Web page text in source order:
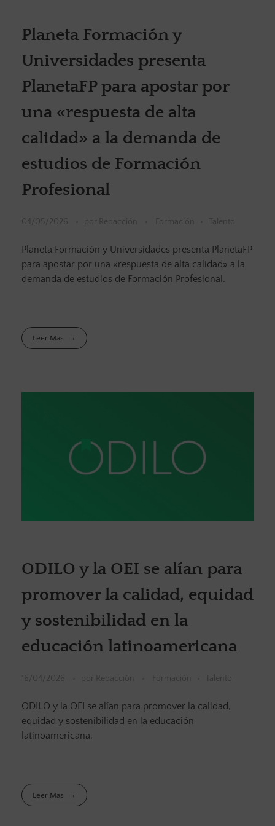
Planeta Formación y
Universidades presenta
PlanetaFP para apostar por
una «respuesta de alta
calidad» a la demanda de
estudios de Formación
Profesional
04/05/2026 por Redacción Formación Talento
Planeta Formación y Universidades presenta PlanetaFP
para apostar por una «respuesta de alta calidad» a la
demanda de estudios de Formación Profesional.
Leer Más
ODILO y la OEI se alían para
promover la calidad, equidad
y sostenibilidad en la
educación latinoamericana
16/04/2026 por Redacción Formación Talento
ODILO y la OEI se alían para promover la calidad,
equidad y sostenibilidad en la educación
latinoamericana.
Leer Más